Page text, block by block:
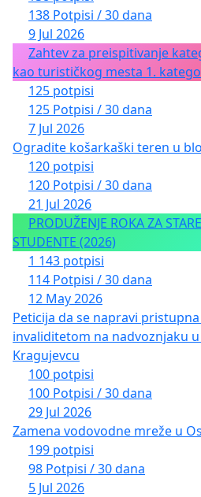
138 Potpisi / 30 dana
9 Jul 2026
Zahtev za preispitivanje
kao turističkog mesta 1.
125 potpisi
125 Potpisi / 30 dana
7 Jul 2026
Ogradite košarkaški teren u
120 potpisi
120 Potpisi / 30 dana
21 Jul 2026
PRODUŽENJE ROKA ZA
STUDENTE (2026)
1 143 potpisi
114 Potpisi / 30 dana
12 May 2026
Peticija da se napravi
invaliditetom na nadvoznjaku
Kragujevcu
100 potpisi
100 Potpisi / 30 dana
29 Jul 2026
Zamena vodovodne mreže u
199 potpisi
98 Potpisi / 30 dana
5 Jul 2026